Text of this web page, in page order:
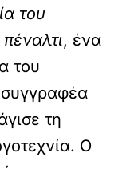
του
, ένα
του
τη
Ο